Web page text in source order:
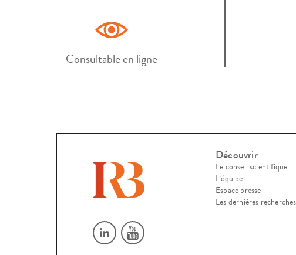
Consultable en ligne
Découvrir
Le conseil scientifique
L’équipe
Espace presse
Les dernières